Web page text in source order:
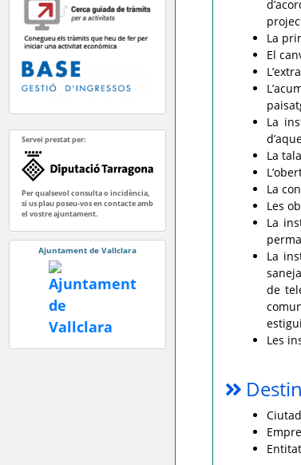
Servei prestat per:
Per qualsevol consulta o incidència,
si us plau poseu-vos en contacte amb
el vostre ajuntament.
Ajuntament de Vallclara
La
El
La
La
La
Les
La
La
de
Les